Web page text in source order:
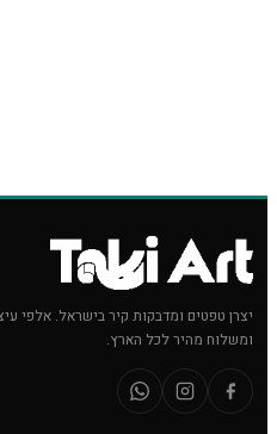
יצרן טפטים ומדבקות קיר בישראל. אלפי
ומשלוח מהיר לכל הארץ.